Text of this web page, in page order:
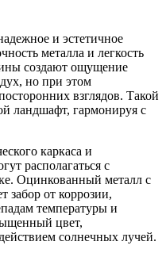
и эстетичное
металла и легкость
создают ощущение
но при этом
взглядов. Такой
ландшафт, гармонируя с
каркаса и
располагаться с
Оцинкованный металл с
от коррозии,
температуры и
цвет,
солнечных лучей.